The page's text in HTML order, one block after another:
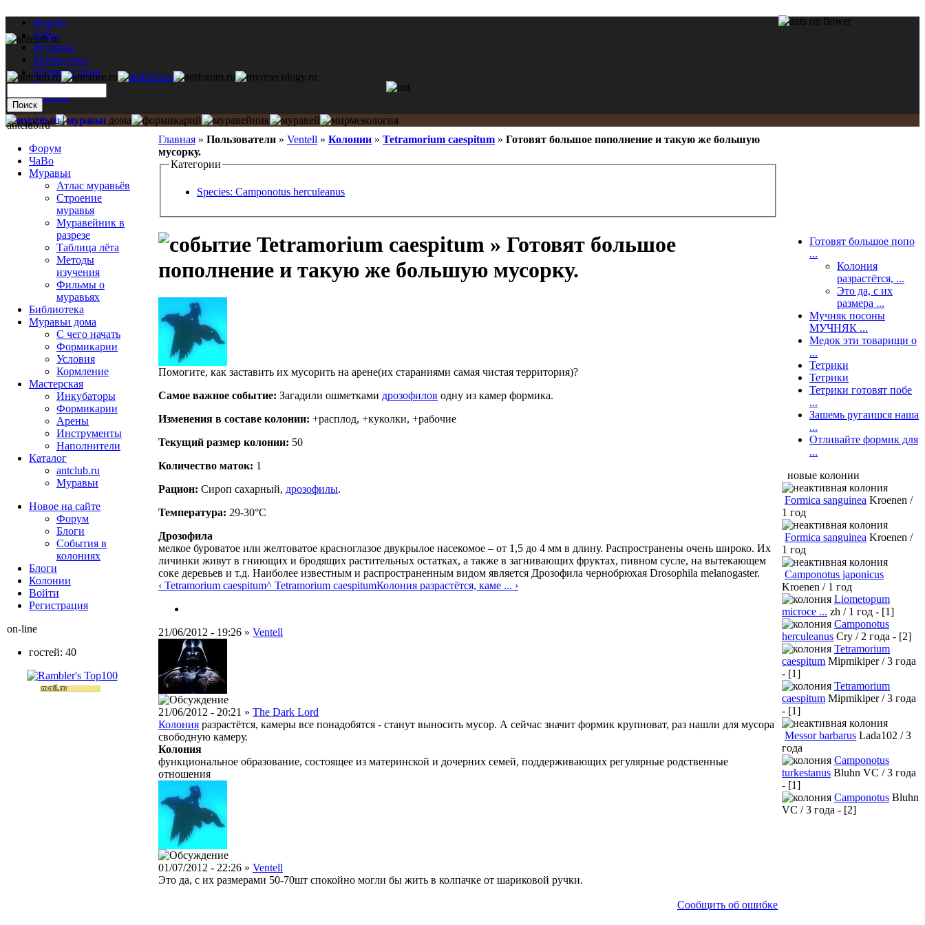
Форум
ЧаВо
Муравьи
Библиотека
Муравьи дома
Мастерская
Каталог
Главная » Пользователи » Ventell » Колонии » Tetramorium caespitum » Готовят большое пополнение и такую же большую
мусорку.
Категории
Species: Camponotus herculeanus
Tetramorium caespitum » Готовят большое
пополнение и такую же большую мусорку.
Помогите, как заставить их мусорить на арене(их стараниями самая чистая территория)?
Самое важное событие: Загадили ошметками дрозофилов одну из камер формика.
Изменения в составе кoлонии: +расплод, +куколки, +рабочие
Текущий размер кoлонии: 50
Количество маток: 1
Рацион: Сироп сахарный, дрозофилы.
Температура: 29-30°C
Дрозофила
мелкое буроватое или желтоватое красноглазое двукрылое насекомое – от 1,5 до 4 мм в длину. Распространены очень широко. Их
личинки живут в гниющих и бродящих растительных остатках, а также в загнивающих фруктах, пивном сусле, на вытекающем
соке деревьев и т.д. Наиболее известным и распространенным видом является Дрозофила чернобрюхая Drosophila melanogaster.
‹ Tetramorium caespitum^ Tetramorium caespitumКолония разрастётся, каме ... ›
21/06/2012 - 19:26 » Ventell
21/06/2012 - 20:21 » The Dark Lord
Колония разрастётся, камеры все понадобятся - станут выносить мусор. А сейчас значит формик крупноват, раз нашли для мусора
свободную камеру.
Колония
функциональное образование, состоящее из материнской и дочерних семей, поддерживающих регулярные родственные
отношения
01/07/2012 - 22:26 » Ventell
Это да, с их размерами 50-70шт спокойно могли бы жить в колпачке от шариковой ручки.
Сообщить об ошибке
antclub.ru
Форум
ЧаВо
Муравьи
Атлас муравьёв
Строение
муравья
Муравейник в
разрезе
Таблица лёта
Методы
изучения
Фильмы о
муравьях
Библиотека
Муравьи дома
С чего начать
Формикарии
Условия
Кормление
Мастерская
Инкубаторы
Формикарии
Арены
Инструменты
Наполнители
Каталог
antclub.ru
Муравьи
Новое на сайте
Форум
Блоги
События в
колониях
Блоги
Колонии
Войти
Peгиcтpaция
on-line
гостей: 40
Готовят большое попо
...
Колония
разрастётся, ...
Это да, с их
размера ...
Мучняк посоны
МУЧНЯК ...
Медок эти товарищи о
...
Тетрики
Тетрики
Тетрики готовят побе
...
Зашемь ругаишся наша
...
Отливайте формик для
...
новые колонии
Formica sanguinea Kroenen /
1 год
Formica sanguinea Kroenen /
1 год
Camponotus japonicus
Kroenen / 1 год
Liometopum
microce ... zh / 1 год - [1]
Camponotus
herculeanus Cry / 2 года - [2]
Tetramorium
caespitum Mipmikiper / 3 года
- [1]
Tetramorium
caespitum Mipmikiper / 3 года
- [1]
Messor barbarus Lada102 / 3
года
Camponotus
turkestanus Bluhn VC / 3 года
- [1]
Camponotus Bluhn
VC / 3 года - [2]